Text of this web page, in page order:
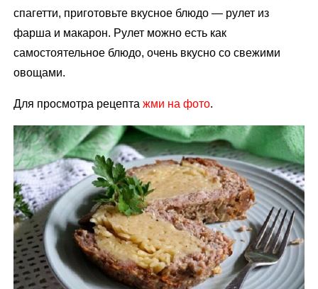
спагетти, приготовьте вкусное блюдо — рулет из
фарша и макарон. Рулет можно есть как
самостоятельное блюдо, очень вкусно со свежими
овощами.
Для просмотра рецептажми на фото.